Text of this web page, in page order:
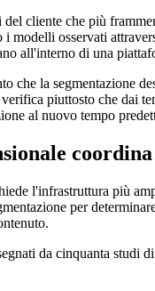
cliente che più
modelli osservati
all'interno di una
che la segmentazione
piuttosto che dai
al nuovo tempo
l'infrastruttura più
per
da cinquanta studi